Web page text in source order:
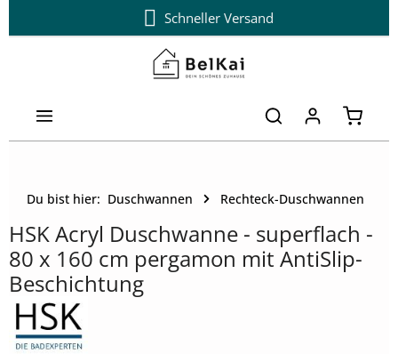
Zum Hauptinhalt springenSchneller Versand
Du bist hier: Duschwannen Rechteck-Duschwannen
HSK Acryl Duschwanne - superflach -
80 x 160 cm pergamon mit AntiSlip-
Beschichtung